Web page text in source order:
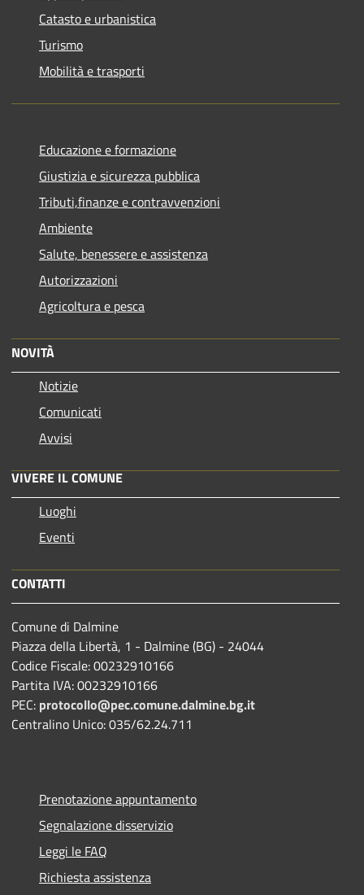
Catasto e urbanistica
Turismo
Mobilità e trasporti
Educazione e formazione
Giustizia e sicurezza pubblica
Tributi,finanze e contravvenzioni
Ambiente
Salute, benessere e assistenza
Autorizzazioni
Agricoltura e pesca
NOVITÀ
Notizie
Comunicati
Avvisi
VIVERE IL COMUNE
Luoghi
Eventi
CONTATTI
Comune di Dalmine
Piazza della Libertà, 1 - Dalmine (BG) - 24044
Codice Fiscale: 00232910166
Partita IVA: 00232910166
PEC: protocollo@pec.comune.dalmine.bg.it
Centralino Unico: 035/62.24.711
Prenotazione appuntamento
Segnalazione disservizio
Leggi le FAQ
Richiesta assistenza